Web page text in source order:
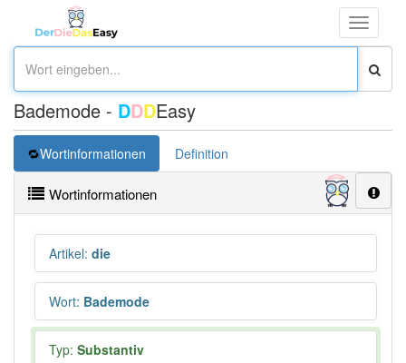
Toggle
Bademode - DDDEasy
Wortinformationen Definition
Wortinformationen
Artikel: die
Wort: Bademode
Typ: Substantiv